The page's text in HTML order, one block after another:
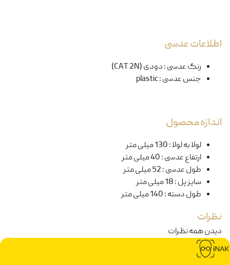
اطلاعات عدسی
رنگ عدسی:دودی (CAT 2N)
جنس عدسی:
plastic
اندازه محصول
لولا به لولا:130 میلی متر
ارتفاع عدسی:40 میلی متر
طول عدسی:52 میلی متر
سایز پل:18 میلی متر
طول دسته:140 میلی متر
نظرات
دیدن همه نظرات